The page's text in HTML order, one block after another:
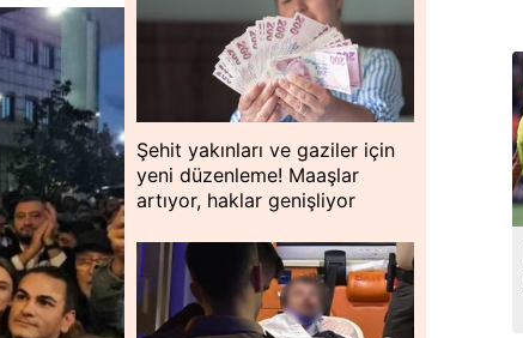
Şehit yakınları ve gaziler için
yeni düzenleme! Maaşlar
artıyor, haklar genişliyor